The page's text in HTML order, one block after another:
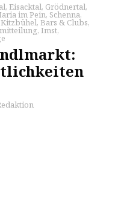
, Eisacktal, Grödnertal,
im Pein, Schenna,
Kitzbühel, Bars & Clubs,
, Imst,